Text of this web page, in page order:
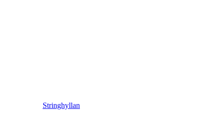
Stringhyllan